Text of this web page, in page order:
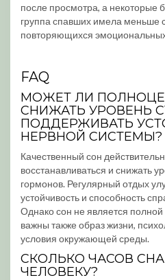
после просмотра, а некоторые
группа спавших имела меньше
повторяющихся
FAQ
МОЖЕТ ЛИ
СНИЖАТЬ УРОВЕНЬ
ПОДДЕРЖИВАТЬ
НЕРВНОЙ СИСТЕМЫ?
Качественный сон
восстанавливаться и снижать
гормонов. Регулярный отдых
устойчивость и способность
Однако сон не является полной
важны также образ жизни,
условия окружающей среды.
СКОЛЬКО ЧАСОВ
ЧЕЛОВЕКУ?